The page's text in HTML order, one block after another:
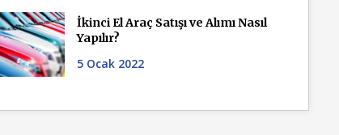
İkinci El Araç Satışı ve Alımı Nasıl
Yapılır?
5 Ocak 2022